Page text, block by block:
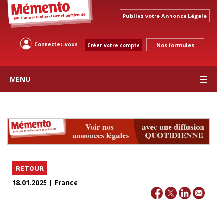
Publiez votre Annonce Légale
Connectez-vous Créer votre compte Nos formules
MENU
RETOUR
18.01.2025 | France